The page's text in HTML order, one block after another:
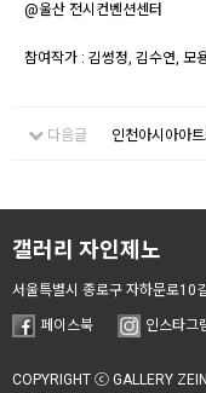
@울산 전시컨벤션센터
참여작가 : 김썽정, 김수연, 모
다음글 인천아시아아
갤러리 자인제노
서울특별시 종로구 자하문로10
페이스북 인스타그
COPYRIGHT ⓒ GALLERY